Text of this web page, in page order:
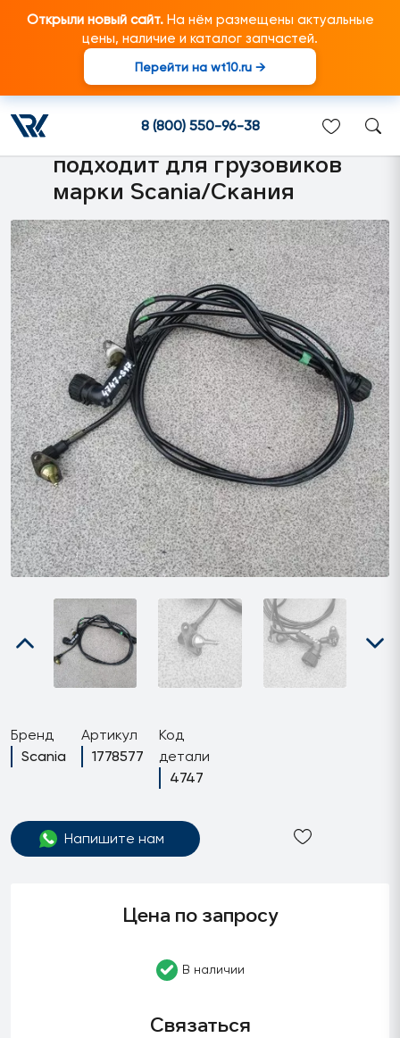
Открыли новый сайт.На нём размещены актуальные
цены, наличие и каталог запчастей.
Перейти на wt10.ru →
8 (800) 550-96-38
1778577 Жгут
электропроводки ретардера
с датчиками T63, T86
подходит для грузовиков
марки Scania/Скания
Бренд
Scania
Артикул
1778577
Код
детали
4747
Напишите нам
Цена по запросу
В наличии
Связаться